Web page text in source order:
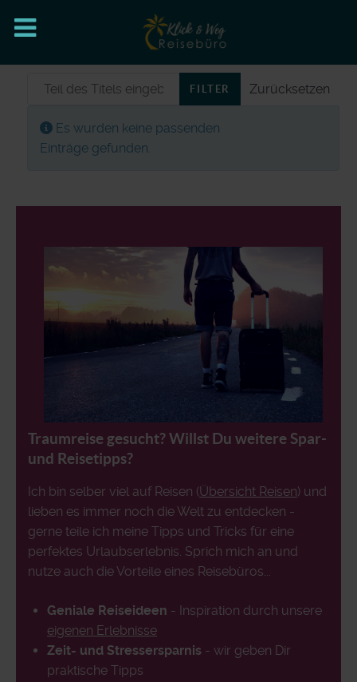
Teil des Titels eingeben FILTER
Zurücksetzen
Information
Es wurden keine passenden
Einträge gefunden.
Traumreise gesucht? Willst Du weitere Spar-
und Reisetipps?
Ich bin selber viel auf Reisen (Übersicht Reisen) und
lieben es immer noch die Welt zu entdecken -
gerne teile ich meine Tipps und Tricks für eine
perfektes Urlaubserlebnis. Sprich mich an und
nutze auch die Vorteile eines Reisebüros...
Geniale Reiseideen - Inspiration durch unsere
eigenen Erlebnisse
Zeit- und Stressersparnis - wir geben Dir
praktische Tipps